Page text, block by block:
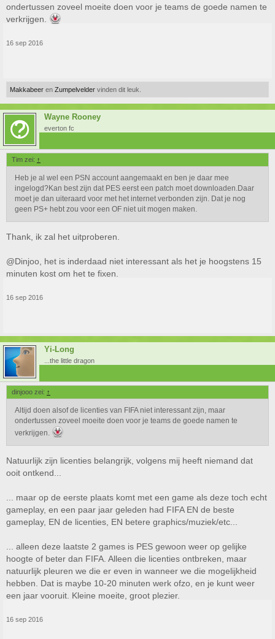
ondertussen zoveel moeite doen voor je teams de goede namen te
verkrijgen.
16 sep 2016
Makkabeer en Zumpelvelder vinden dit leuk.
Wayne Rooney
everton fc
Tim zei: ↑
Heb je al wel een PSN account aangemaakt en ben je daar mee
ingelogd?Kan best zijn dat PES eerst een patch moet downloaden.Daar
moet je dan uiteraard voor met het internet verbonden zijn. Dat je nog
geen PS+ hebt zou voor een OF niet uit mogen maken.
Thank, ik zal het uitproberen.
@Dinjoo, het is inderdaad niet interessant als het je hoogstens 15
minuten kost om het te fixen.
16 sep 2016
Yi-Long
...the little dragon
dinjooo zei: ↑
Altijd doen alsof de licenties van FIFA niet interessant zijn, maar
ondertussen zoveel moeite doen voor je teams de goede namen te
verkrijgen.
Natuurlijk zijn licenties belangrijk, volgens mij heeft niemand dat
ooit ontkend...
... maar op de eerste plaats komt met een game als deze toch echt
gameplay, en een paar jaar geleden had FIFA EN de beste
gameplay, EN de licenties, EN betere graphics/muziek/etc...
... alleen deze laatste 2 games is PES gewoon weer op gelijke
hoogte of beter dan FIFA. Alleen die licenties ontbreken, maar
natuurlijk pleuren we die er even in wanneer we die mogelijkheid
hebben. Dat is maybe 10-20 minuten werk ofzo, en je kunt weer
een jaar vooruit. Kleine moeite, groot plezier.
16 sep 2016